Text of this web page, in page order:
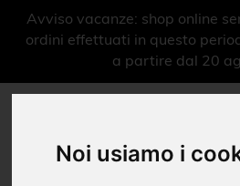
Noi usiamo i
Avviso vacanze: shop online
ordini effettuati in questo
a partire dal 20